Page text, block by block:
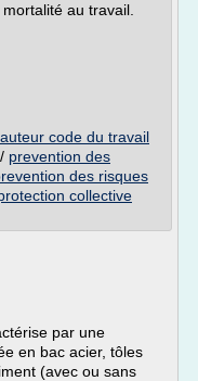
au travail.
code du travail
/ prevention des
des risques
collective
par une
en bac acier, tôles
(avec ou sans